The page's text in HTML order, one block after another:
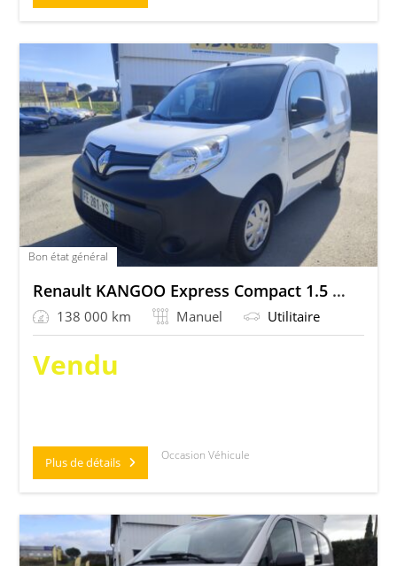
Bon état général
Renault KANGOO Express Compact 1.5 DCi 75 Extra R-Link
138 000 km Manuel Utilitaire
Vendu
Plus de détails Occasion Véhicule